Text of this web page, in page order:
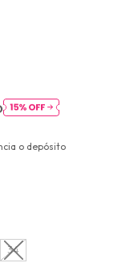
o depósito
34